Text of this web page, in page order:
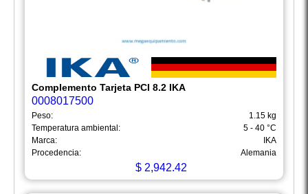
Complemento Tarjeta PCI 8.2 IKA
0008017500
Peso:
1.15 kg
Temperatura ambiental:
5 - 40 °C
Marca:
IKA
Procedencia:
Alemania
$2,942.42